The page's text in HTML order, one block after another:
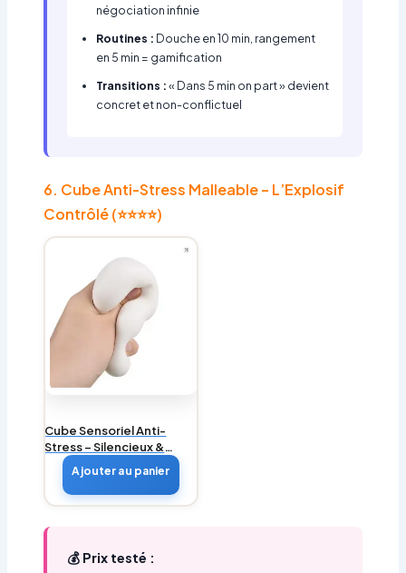
négociation infinie
Routines : Douche en 10 min, rangement
en 5 min = gamification
Transitions :« Dans 5 min on part » devient
concret et non-conflictuel
6. Cube Anti-Stress Malleable – L’Explosif
Contrôlé (⭐⭐⭐⭐)
Cube Sensoriel Anti-
Stress – Silencieux &
Ajouter au panier
💰 Prix testé :